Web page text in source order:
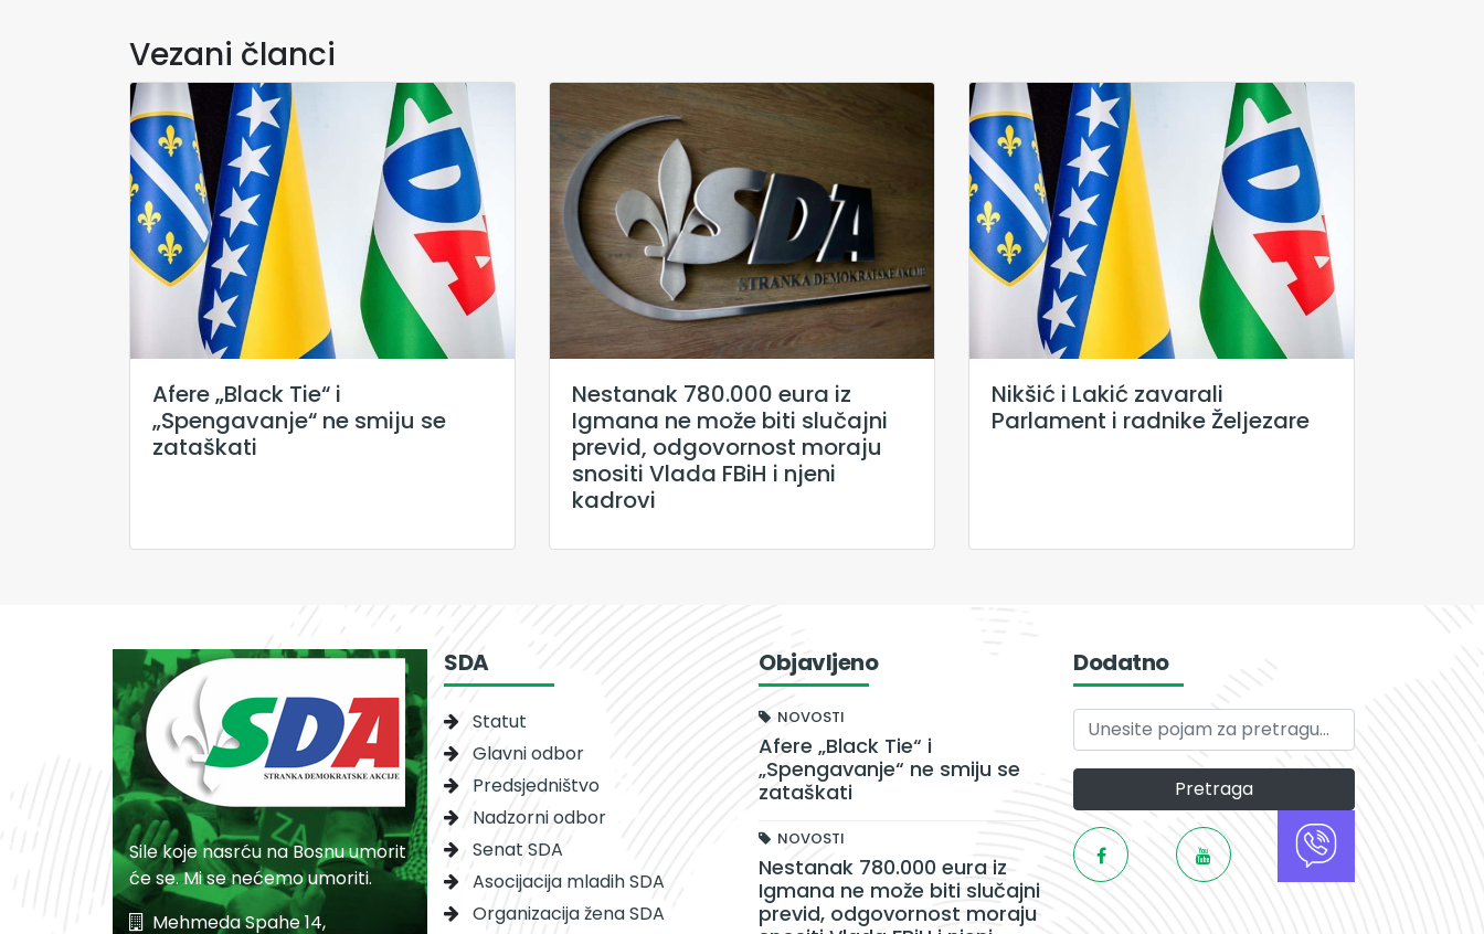
Vezani članci
Afere „Black Tie“ i
„Spengavanje“ ne smiju se
zataškati
Nestanak 780.000 eura iz
Igmana ne može biti slučajni
previd, odgovornost moraju
snositi Vlada FBiH i njeni
kadrovi
Nikšić i Lakić zavarali
Parlament i radnike Željezare
Sile koje nasrću na Bosnu umorit
će se. Mi se nećemo umoriti.
Mehmeda Spahe 14,
SDA
Statut
Glavni odbor
Predsjedništvo
Nadzorni odbor
Senat SDA
Asocijacija mladih SDA
Organizacija žena SDA
Objavljeno
NOVOSTI
Afere „Black Tie“ i
„Spengavanje“ ne smiju se
zataškati
NOVOSTI
Nestanak 780.000 eura iz
Igmana ne može biti slučajni
previd, odgovornost moraju
Dodatno
Pretraga